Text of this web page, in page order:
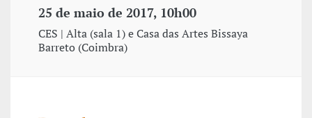
25 de maio de 2017, 10h00
CES | Alta (sala 1) e Casa das Artes Bissaya
Barreto (Coimbra)